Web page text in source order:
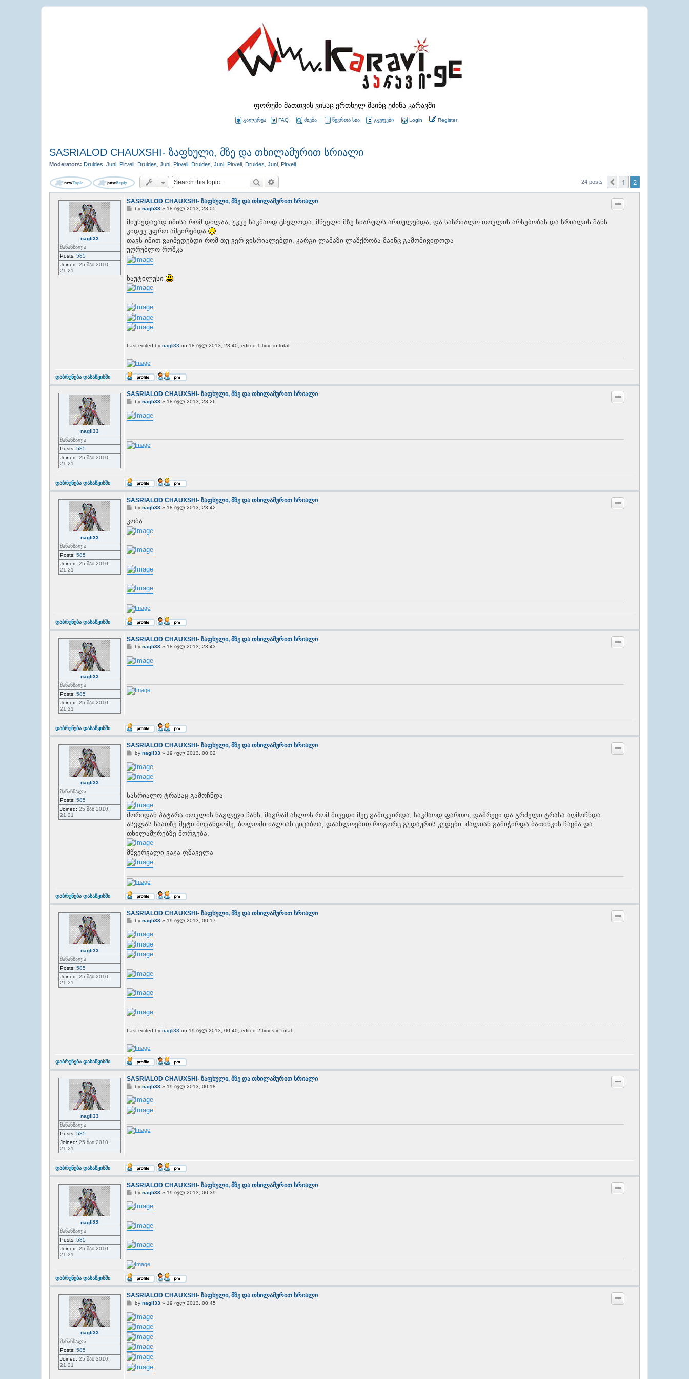
ფორუმი მათთვის ვისაც ერთხელ მაინც ეძინა კარავში
გალერეა FAQ ძიება წევრთა სია ჯგუფები Login Register
SASRIALOD CHAUXSHI- ზაფხული, მზე და თხილამურით სრიალი
Moderators: Druides Juni Pirveli Druides Juni Pirveli Druides Juni Pirveli Druides Juni Pirveli
Search 24 posts Previous
1 2
nagli33
მაწანწალა
Posts: 585
Joined: 25 მაი 2010,
21:21
SASRIALOD CHAUXSHI- ზაფხული, მზე და თხილამურით სრიალი
P
s
t
bynagli33 »18 ივლ 2013, 23:05
მიუხედავად იმისა რომ დილაა, უკვე საკმაოდ ცხელოდა, მწველი მზე სიარულს ართულებდა, და სასრიალო თოვლის არსებობას და სრიალის შანს
კიდევ უფრო ამცირებდა
თავს იმით ვაიმედებდი რომ თუ ვერ ვისრიალებდი, კარგი ლამაზი ლაშქრობა მაინც გამომივიდოდა
უღრუბლო როშკა
ნაუტილუსი
Last edited bynagli33 on 18 ივლ 2013, 23:40, edited 1 time in total.
T
p
დაბრუნება დასაწყისში
nagli33
მაწანწალა
Posts: 585
Joined: 25 მაი 2010,
21:21
SASRIALOD CHAUXSHI- ზაფხული, მზე და თხილამურით სრიალი
P
s
t
bynagli33 » 18 ივლ 2013, 23:26
T
p
დაბრუნება დასაწყისში
nagli33
მაწანწალა
Posts: 585
Joined: 25 მაი 2010,
21:21
SASRIALOD CHAUXSHI- ზაფხული, მზე და თხილამურით სრიალი
P
s
bynagli33 » 18 ივლ 2013, 23:42
კობა
T
p
დაბრუნება დასაწყისში
nagli33
მაწანწალა
Posts: 585
Joined: 25 მაი 2010,
21:21
SASRIALOD CHAUXSHI- ზაფხული, მზე და თხილამურით სრიალი
P
s
t
bynagli33 » 18 ივლ 2013, 23:43
T
p
დაბრუნება დასაწყისში
nagli33
მაწანწალა
Posts: 585
Joined: 25 მაი 2010,
21:21
SASRIALOD CHAUXSHI- ზაფხული, მზე და თხილამურით სრიალი
P
s
t
bynagli33 » 19 ივლ 2013, 00:02
სასრიალო ტრასაც გამოჩნდა
შორიდან პატარა თოვლის ნაგლეჯი ჩანს, მაგრამ ახლოს რომ მივედი მეც გამიკვირდა, საკმაოდ ფართო, დამრეცი და გრძელი ტრასა აღმოჩნდა.
ასვლას საათზე მეტი მოვანდომე, ბოლოში ძალიან ციცაბოა, დაახლოებით როგორც გუდაურის კუდები. ძალიან გამიჭირდა ბათინკის ჩაცმა და
თხილამურებზე მორგება.
მწვერვალი ვაჟა-ფშაველა
T
p
დაბრუნება დასაწყისში
nagli33
მაწანწალა
Posts: 585
Joined: 25 მაი 2010,
21:21
SASRIALOD CHAUXSHI- ზაფხული, მზე და თხილამურით სრიალი
P
s
t
bynagli33 » 19 ივლ 2013, 00:17
Last edited bynagli33 on 19 ივლ 2013, 00:40, edited 2 times in total.
T
p
დაბრუნება დასაწყისში
nagli33
მაწანწალა
Posts: 585
Joined: 25 მაი 2010,
21:21
SASRIALOD CHAUXSHI- ზაფხული, მზე და თხილამურით სრიალი
P
s
t
bynagli33 » 19 ივლ 2013, 00:18
T
p
დაბრუნება დასაწყისში
nagli33
მაწანწალა
Posts: 585
Joined: 25 მაი 2010,
21:21
SASRIALOD CHAUXSHI- ზაფხული, მზე და თხილამურით სრიალი
P
s
t
bynagli33 » 19 ივლ 2013, 00:39
T
p
დაბრუნება დასაწყისში
nagli33
მაწანწალა
Posts: 585
Joined: 25 მაი 2010,
21:21
SASRIALOD CHAUXSHI- ზაფხული, მზე და თხილამურით სრიალი
P
s
t
bynagli33 »19 ივლ 2013, 00:45